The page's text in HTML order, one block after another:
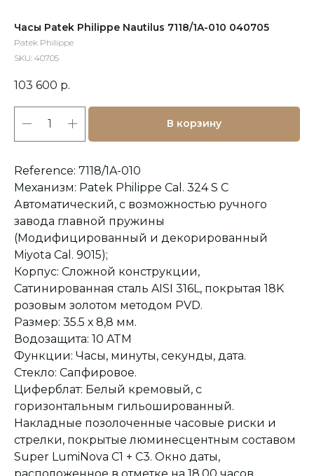
Часы Patek Philippe Nautilus 7118/1A-010 040705
Patek Philippe
SKU: 40705
103 600 р.
В корзину
Reference: 7118/1A-010
Механизм: Patek Philippe Cal. 324 S C
Автоматический, с возможностью ручного
завода главной пружины
(Модифицированный и декорированный
Miyota Cal. 9015);
Корпус: Сложной конструкции,
Сатинированная сталь AISI 316L, покрытая 18K
розовым золотом методом PVD.
Размер: 35.5 х 8,8 мм.
Водозащита: 10 ATM
Функции: Часы, минуты, секунды, дата.
Стекло: Сапфировое.
Циферблат: Белый кремовый, с
горизонтальным гильошированный.
Накладные позолоченные часовые риски и
стрелки, покрытые люминесцентным составом
Super LumiNova С1 + С3. Окно даты,
расположенное в отметке на 18.00 часов.